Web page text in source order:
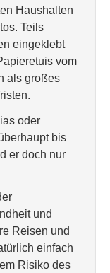
Haushalten
Teils
eingeklebt
vom
als großes
oder
bis
er doch nur
und
Reisen und
einfach
Risiko des